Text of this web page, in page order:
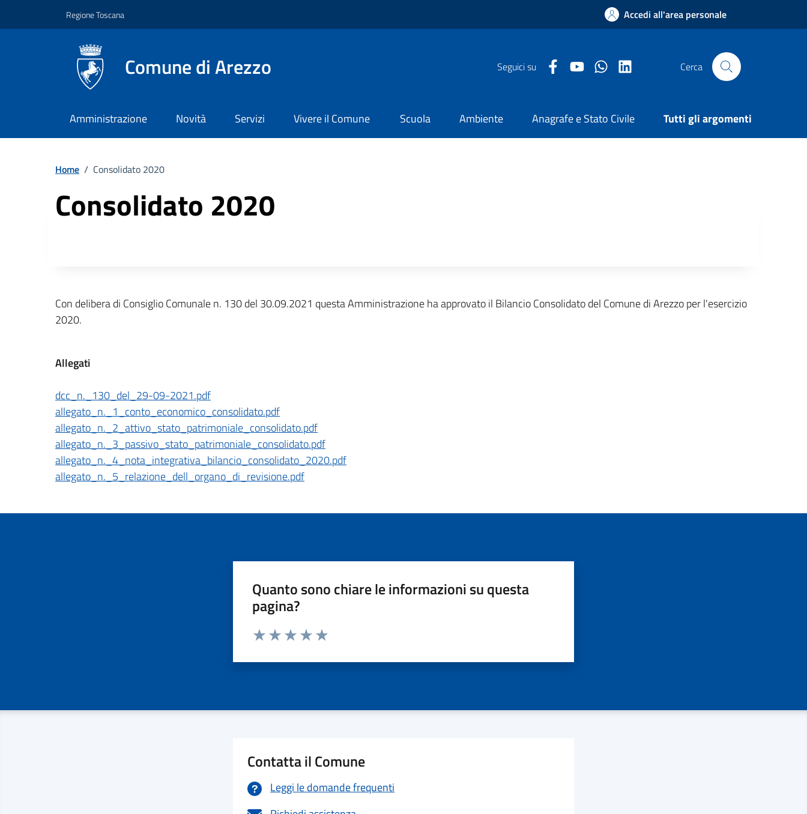
Regione Toscana Accedi all'area personale
Comune di Arezzo Seguici su Facebook Comune di Arezzo
Youtube Comune di Arezzo
Twitter Comune di Arezzo
LinkedIn Comune di Arezzo
Cerca
Amministrazione Novità Servizi Vivere il Comune Scuola Ambiente Anagrafe e Stato Civile Tutti gli argomenti
Home / Consolidato 2020
Consolidato 2020
Descrizione completa
Con delibera di Consiglio Comunale n. 130 del 30.09.2021 questa Amministrazione ha approvato il Bilancio Consolidato del Comune di Arezzo per l'esercizio
2020.
Allegati
dcc_n._130_del_29-09-2021.pdf
allegato_n._1_conto_economico_consolidato.pdf
allegato_n._2_attivo_stato_patrimoniale_consolidato.pdf
allegato_n._3_passivo_stato_patrimoniale_consolidato.pdf
allegato_n._4_nota_integrativa_bilancio_consolidato_2020.pdf
allegato_n._5_relazione_dell_organo_di_revisione.pdf
Quanto sono chiare le informazioni su questa
pagina?
Valuta da 1 a 5 stelle la pagina
Contatta il Comune
Leggi le domande frequenti